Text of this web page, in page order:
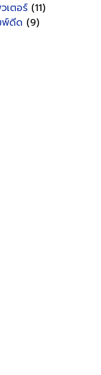
เตอร์ (11)
พ์ดีด (9)